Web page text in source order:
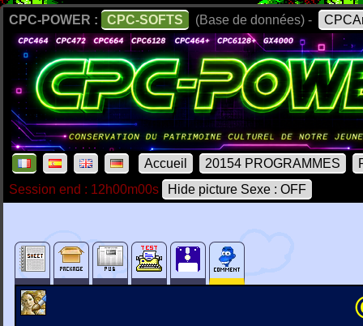
CPC-POWER : CPC-SOFTS (Base de données) -
Accueil 20154 PROGRAMMES
Session end : 12h00m00s
Hide picture Sexe : OFF